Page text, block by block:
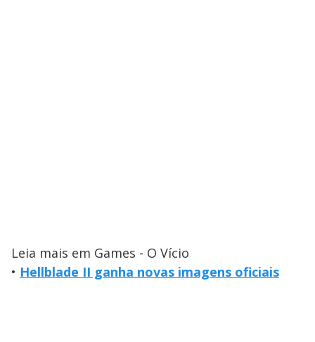
Leia mais em Games - O Vício
• Hellblade II ganha novas imagens oficiais